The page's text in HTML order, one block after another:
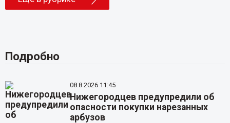
Подробно
08.8.2026 11:45
Нижегородцев предупредили об
опасности покупки нарезанных
арбузов